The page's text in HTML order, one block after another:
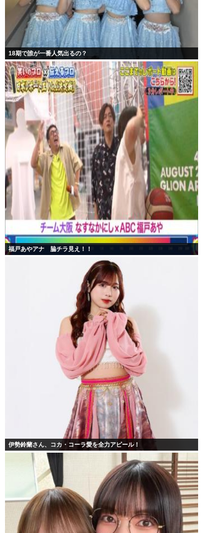
18期で誰が一番人気出るの？
福戸あやアナ 脇チラ見え！！
伊勢鈴蘭さん、コカ・コーラ愛を全力アピール！